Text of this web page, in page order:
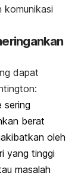
komunikasi
dapat
sering
berat
oleh
yang tinggi
masalah